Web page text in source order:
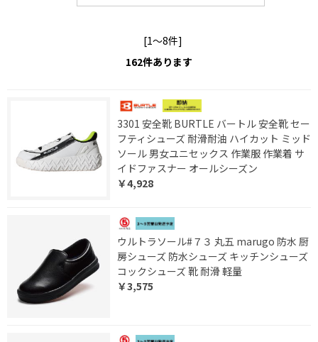
[1～8件]
162件あります
3301 安全靴 BURTLE バートル 安全靴 セー
フティシューズ 耐滑耐油 ハイカット ミッド
ソール 男女ユニセックス 作業服 作業着 サ
イドファスナー オールシーズン
￥4,928
ウルトラソール#７３ 丸五 marugo 防水 厨
房シューズ 防水シューズ キッチンシューズ
コックシューズ 靴 耐滑 軽量
￥3,575